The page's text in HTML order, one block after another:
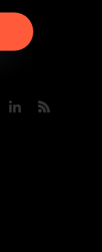
PinterestLinkedIn